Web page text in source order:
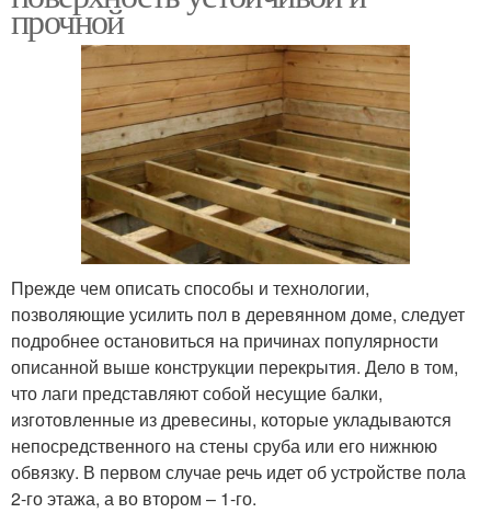
прочной
Прежде чем описать способы и технологии,
позволяющие усилить пол в деревянном доме, следует
подробнее остановиться на причинах популярности
описанной выше конструкции перекрытия. Дело в том,
что лаги представляют собой несущие балки,
изготовленные из древесины, которые укладываются
непосредственного на стены сруба или его нижнюю
обвязку. В первом случае речь идет об устройстве пола
2-го этажа, а во втором – 1-го.